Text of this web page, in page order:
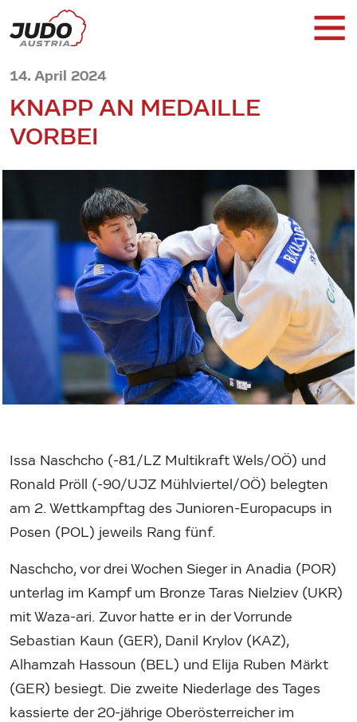
14. April 2024
KNAPP AN MEDAILLE
VORBEI
Issa Naschcho (-81/LZ Multikraft Wels/OÖ) und
Ronald Pröll (-90/UJZ Mühlviertel/OÖ) belegten
am 2. Wettkampftag des Junioren-Europacups in
Posen (POL) jeweils Rang fünf.
Naschcho, vor drei Wochen Sieger in Anadia (POR)
unterlag im Kampf um Bronze Taras Nielziev (UKR)
mit Waza-ari. Zuvor hatte er in der Vorrunde
Sebastian Kaun (GER), Danil Krylov (KAZ),
Alhamzah Hassoun (BEL) und Elija Ruben Märkt
(GER) besiegt. Die zweite Niederlage des Tages
kassierte der 20-jährige Oberösterreicher im